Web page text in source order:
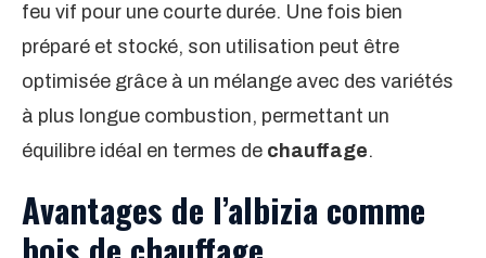
feu vif pour une courte durée. Une fois bien
préparé et stocké, son utilisation peut être
optimisée grâce à un mélange avec des variétés
à plus longue combustion, permettant un
équilibre idéal en termes de chauffage.
Avantages de l’albizia comme